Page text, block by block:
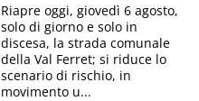
Riapre oggi, giovedì 6 agosto,
solo di giorno e solo in
discesa, la strada comunale
della Val Ferret; si riduce lo
scenario di rischio, in
movimento u...